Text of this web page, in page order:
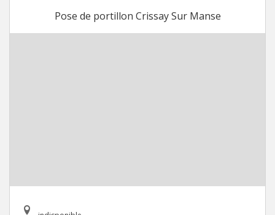
Pose de portillon Crissay Sur Manse